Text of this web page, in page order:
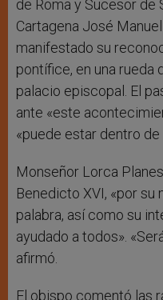
de Roma y Sucesor de
Cartagena José
manifestado su
pontífice, en una rueda
palacio episcopal. El
ante «este
«puede estar dentro
Monseñor Lorca
Benedicto XVI, «por su
palabra, así como su
ayudado a todos».
afirmó.
El obispo comentó las